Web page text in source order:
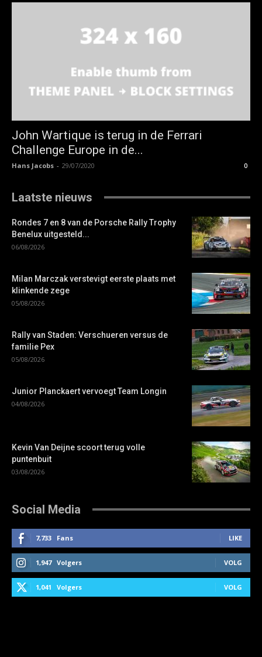
John Wartique is terug in de Ferrari
Challenge Europe in de...
Hans Jacobs - 29/07/2020 0
Laatste nieuws
Rondes 7 en 8 van de Porsche Rally Trophy
Benelux uitgesteld...
06/08/2026
Milan Marczak verstevigt eerste plaats met
klinkende zege
05/08/2026
Rally van Staden: Verschueren versus de
familie Pex
05/08/2026
Junior Planckaert vervoegt Team Longin
04/08/2026
Kevin Van Deijne scoort terug volle
puntenbuit
03/08/2026
Social Media
7,733 Fans LIKE
1,947 Volgers VOLG
1,041 Volgers VOLG